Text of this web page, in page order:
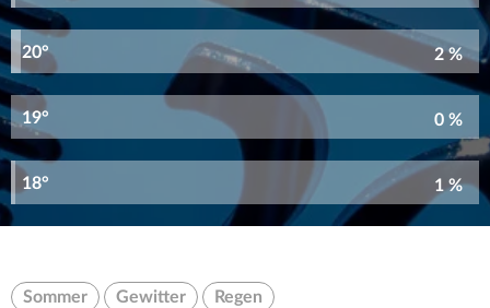
20° 2 %
19° 0 %
18° 1 %
Sommer Gewitter Regen